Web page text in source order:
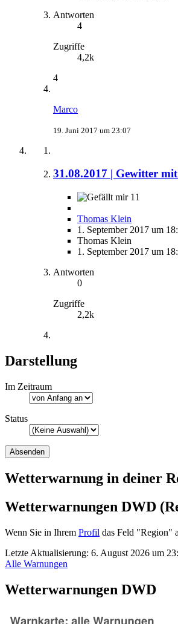
Antworten
4
Zugriffe
4,2k
4
Marco
19. Juni 2017 um 23:07
31.08.2017 | Gewitter
11
Thomas Klein
1. September 2017 um
Thomas Klein
1. September 2017 um
Antworten
0
Zugriffe
2,2k
Darstellung
Im Zeitraum
Status
Wetterwarnung in deiner
Wetterwarnungen DWD
Wenn Sie in Ihrem Profil das Feld "Region"
Letzte Aktualisierung: 6. August 2026 um
Alle Warnungen
Wetterwarnungen DWD